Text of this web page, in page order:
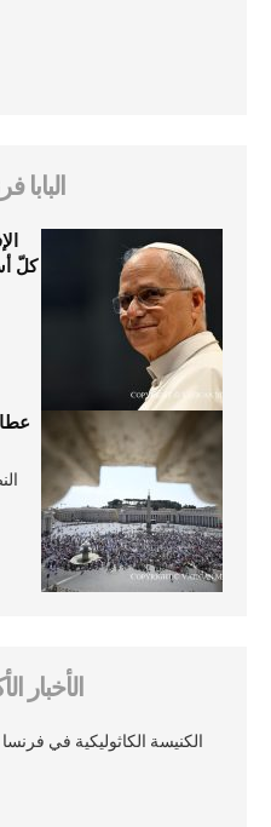
كلّ
الأخبار
الكنيسة الكاثوليكية في فرنسا